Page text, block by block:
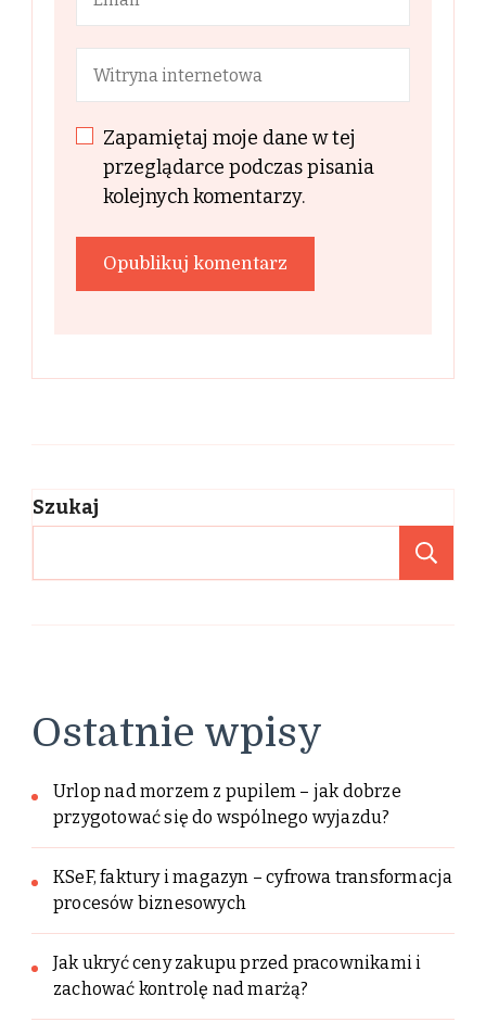
Zapamiętaj moje dane w tej
przeglądarce podczas pisania
kolejnych komentarzy.
Szukaj
Ostatnie wpisy
Urlop nad morzem z pupilem – jak dobrze
przygotować się do wspólnego wyjazdu?
KSeF, faktury i magazyn – cyfrowa transformacja
procesów biznesowych
Jak ukryć ceny zakupu przed pracownikami i
zachować kontrolę nad marżą?